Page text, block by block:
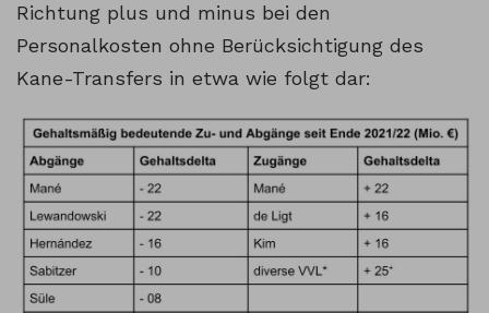
Richtung plus und minus bei den
Personalkosten ohne Berücksichtigung des
Kane-Transfers in etwa wie folgt dar: